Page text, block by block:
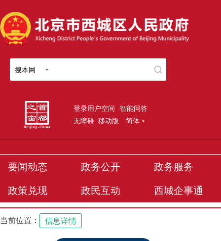
搜本网
登录用户空间 智能问答
无障碍 移动版 简体
要闻动态 政务公开 政务服务
政策兑现 政民互动 西城企事通
当前位置： 信息详情